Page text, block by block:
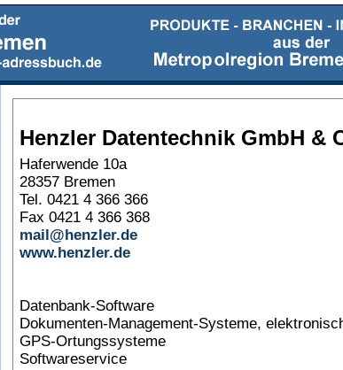
Henzler Datentechnik GmbH &
Haferwende 10a
28357 Bremen
Tel. 0421 4 366 366
Fax 0421 4 366 368
mail@henzler.de
www.henzler.de
Datenbank-Software
Dokumenten-Management-Systeme,
GPS-Ortungssysteme
Softwareservice